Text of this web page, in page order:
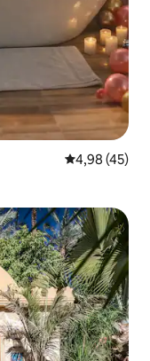
Évaluation
4,98 (45)